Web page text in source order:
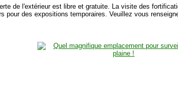
de l'extérieur est libre et gratuite. La visite des
pour des expositions temporaires. Veuillez vous